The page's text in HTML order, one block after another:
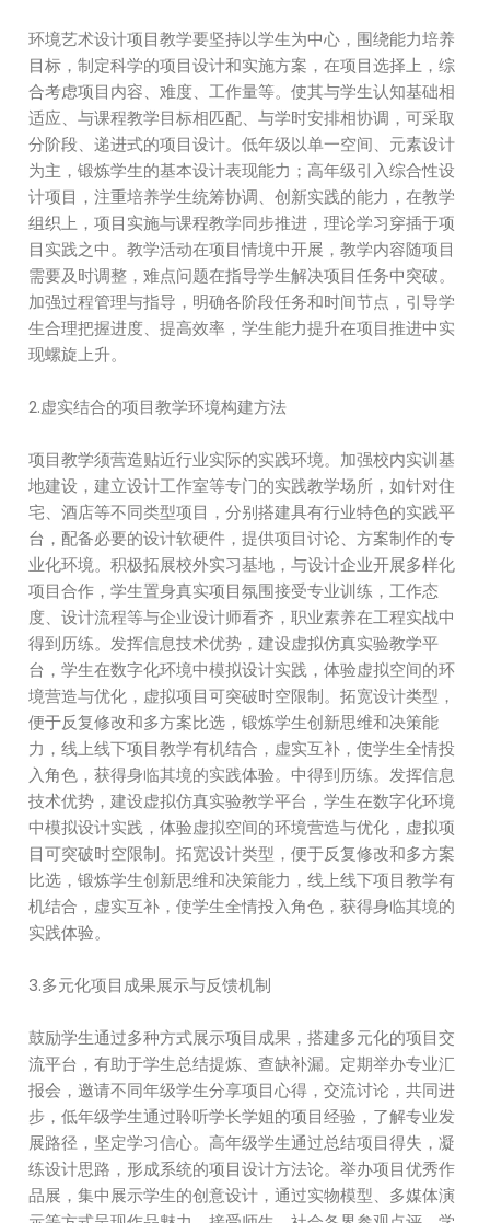
环境艺术设计项目教学要坚持以学生为中心，围绕能力培养
目标，制定科学的项目设计和实施方案，在项目选择上，综
合考虑项目内容、难度、工作量等。使其与学生认知基础相
适应、与课程教学目标相匹配、与学时安排相协调，可采取
分阶段、递进式的项目设计。低年级以单一空间、元素设计
为主，锻炼学生的基本设计表现能力；高年级引入综合性设
计项目，注重培养学生统筹协调、创新实践的能力，在教学
组织上，项目实施与课程教学同步推进，理论学习穿插于项
目实践之中。教学活动在项目情境中开展，教学内容随项目
需要及时调整，难点问题在指导学生解决项目任务中突破。
加强过程管理与指导，明确各阶段任务和时间节点，引导学
生合理把握进度、提高效率，学生能力提升在项目推进中实
现螺旋上升。
2.虚实结合的项目教学环境构建方法
项目教学须营造贴近行业实际的实践环境。加强校内实训基
地建设，建立设计工作室等专门的实践教学场所，如针对住
宅、酒店等不同类型项目，分别搭建具有行业特色的实践平
台，配备必要的设计软硬件，提供项目讨论、方案制作的专
业化环境。积极拓展校外实习基地，与设计企业开展多样化
项目合作，学生置身真实项目氛围接受专业训练，工作态
度、设计流程等与企业设计师看齐，职业素养在工程实战中
得到历练。发挥信息技术优势，建设虚拟仿真实验教学平
台，学生在数字化环境中模拟设计实践，体验虚拟空间的环
境营造与优化，虚拟项目可突破时空限制。拓宽设计类型，
便于反复修改和多方案比选，锻炼学生创新思维和决策能
力，线上线下项目教学有机结合，虚实互补，使学生全情投
入角色，获得身临其境的实践体验。中得到历练。发挥信息
技术优势，建设虚拟仿真实验教学平台，学生在数字化环境
中模拟设计实践，体验虚拟空间的环境营造与优化，虚拟项
目可突破时空限制。拓宽设计类型，便于反复修改和多方案
比选，锻炼学生创新思维和决策能力，线上线下项目教学有
机结合，虚实互补，使学生全情投入角色，获得身临其境的
实践体验。
3.多元化项目成果展示与反馈机制
鼓励学生通过多种方式展示项目成果，搭建多元化的项目交
流平台，有助于学生总结提炼、查缺补漏。定期举办专业汇
报会，邀请不同年级学生分享项目心得，交流讨论，共同进
步，低年级学生通过聆听学长学姐的项目经验，了解专业发
展路径，坚定学习信心。高年级学生通过总结项目得失，凝
练设计思路，形成系统的项目设计方法论。举办项目优秀作
品展，集中展示学生的创意设计，通过实物模型、多媒体演